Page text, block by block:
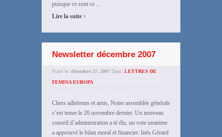
puisque ce sont ce ...
Lire la suite ›
Newsletter décembre 2007
Posté le: décembre 27, 2007 Dans: LETTRES DE
FEMINA EUROPA
Chers adhérents et amis, Notre assemblée générale
s’est tenue le 20 novembre dernier. Un nouveau
conseil d’administration a té élu, un vote unanime
a approuvé le bilan moral et financier. Inès Gérard